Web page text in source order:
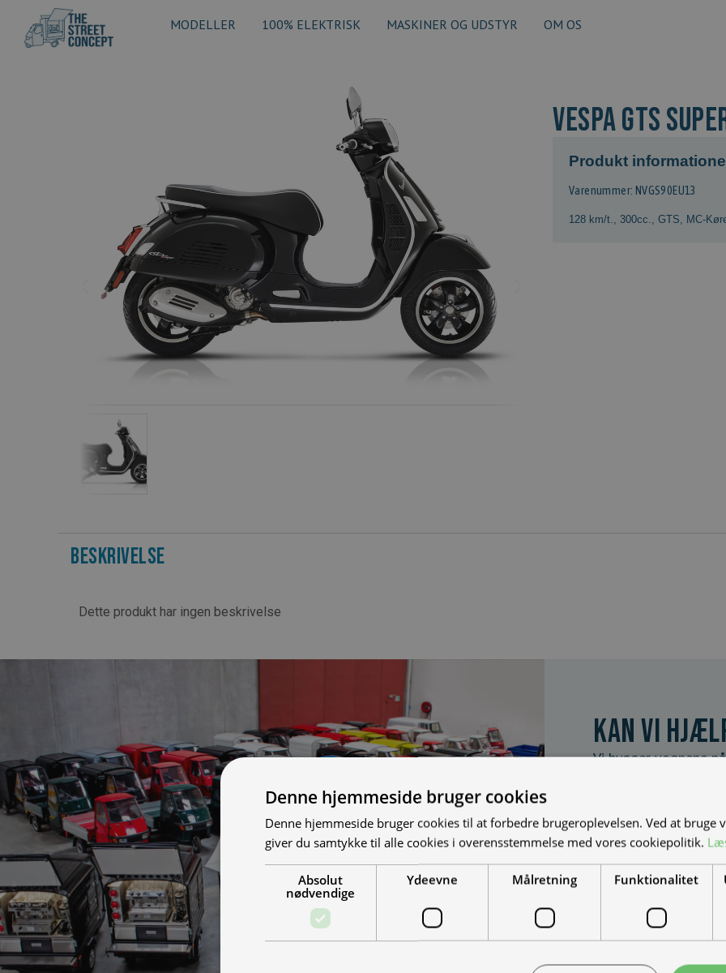
MODELLER 100% ELEKTRISK MASKINER OG UDSTYR OM OS
VESPA GTS
Produkt
Varenummer: NVGS90EU13
128 km/t. 300cc. GTS MC-
Beskrivelse
Dette produkt har ingen beskrivelse
Kan vi
Vi bygger vognene
dine behov. Udfyld
Denne hjemmeside bruger cookies
Denne hjemmeside bruger cookies til at forbedre brugeroplevelsen. Ved at bruge
giver du samtykke til alle cookies i overensstemmelse med vores cookiepolitik.
Absolut
nødvendige
Ydeevne Målretning Funktionalitet